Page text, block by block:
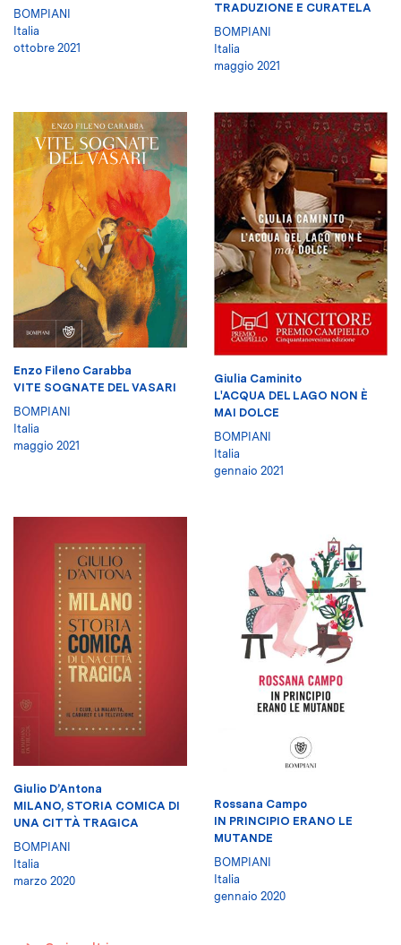
BOMPIANI
Italia
ottobre 2021
TRADUZIONE E CURATELA
BOMPIANI
Italia
maggio 2021
Enzo Fileno Carabba
VITE SOGNATE DEL VASARI
BOMPIANI
Italia
maggio 2021
Giulia Caminito
L'ACQUA DEL LAGO NON È
MAI DOLCE
BOMPIANI
Italia
gennaio 2021
Giulio D’Antona
MILANO, STORIA COMICA DI
UNA CITTÀ TRAGICA
BOMPIANI
Italia
marzo 2020
Rossana Campo
IN PRINCIPIO ERANO LE
MUTANDE
BOMPIANI
Italia
gennaio 2020